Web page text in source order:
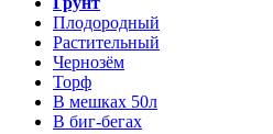
Плодородный
Растительный
Чернозём
Торф
В мешках 50л
В биг-бегах